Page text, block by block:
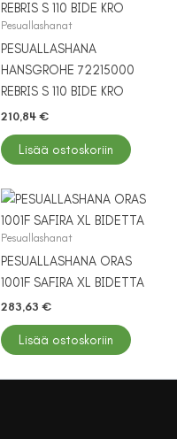
Pesuallashanat
PESUALLASHANA
HANSGROHE 72215000
REBRIS S 110 BIDE KRO
210,84 €
Lisää ostoskoriin
Pesuallashanat
PESUALLASHANA ORAS
1001F SAFIRA XL BIDETTA
283,63 €
Lisää ostoskoriin